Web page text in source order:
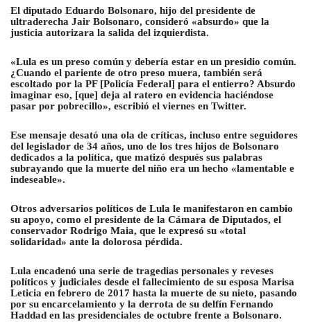
El diputado Eduardo Bolsonaro, hijo del presidente de
ultraderecha Jair Bolsonaro, consideró «absurdo» que la
justicia autorizara la salida del izquierdista.
«Lula es un preso común y debería estar en un presidio común.
¿Cuando el pariente de otro preso muera, también será
escoltado por la PF [Policía Federal] para el entierro? Absurdo
imaginar eso, [que] deja al ratero en evidencia haciéndose
pasar por pobrecillo», escribió el viernes en Twitter.
Ese mensaje desató una ola de críticas, incluso entre seguidores
del legislador de 34 años, uno de los tres hijos de Bolsonaro
dedicados a la política, que matizó después sus palabras
subrayando que la muerte del niño era un hecho «lamentable e
indeseable».
Otros adversarios políticos de Lula le manifestaron en cambio
su apoyo, como el presidente de la Cámara de Diputados, el
conservador Rodrigo Maia, que le expresó su «total
solidaridad» ante la dolorosa pérdida.
Lula encadenó una serie de tragedias personales y reveses
políticos y judiciales desde el fallecimiento de su esposa Marisa
Leticia en febrero de 2017 hasta la muerte de su nieto, pasando
por su encarcelamiento y la derrota de su delfín Fernando
Haddad en las presidenciales de octubre frente a Bolsonaro.